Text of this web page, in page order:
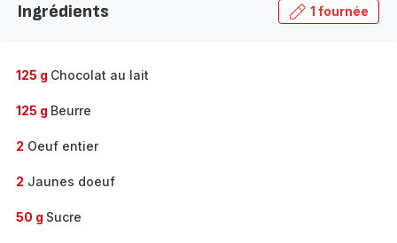
gamme
Ingrédients 1 fournée
125 g Chocolat au lait
125 g Beurre
2 Oeuf entier
2 Jaunes doeuf
50 g Sucre